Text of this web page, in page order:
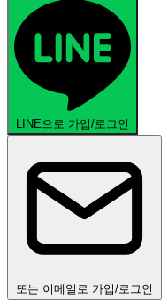
LINE으로 가입/로그인
또는 이메일로 가입/로그인